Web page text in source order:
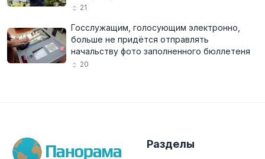
21
Госслужащим, голосующим электронно,
больше не придётся отправлять
начальству фото заполненного бюллетеня
20
Разделы